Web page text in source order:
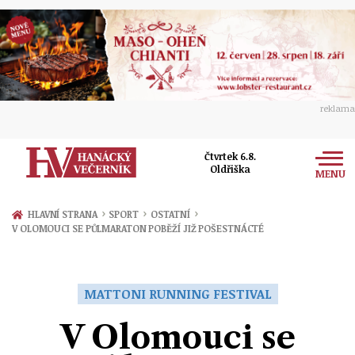
reklama
Čtvrtek 6.8.
Oldřiška
MENU
Zprávy
Ekonomika
HLAVNÍ STRANA › SPORT › OSTATNÍ ›
V OLOMOUCI SE PŮLMARATON POBĚŽÍ JIŽ POŠESTNÁCTÉ
MATTONI RUNNING FESTIVAL
V Olomouci se